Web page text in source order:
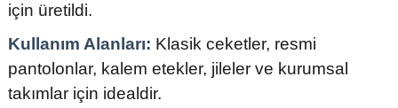
için üretildi.
Kullanım Alanları: Klasik ceketler, resmi
pantolonlar, kalem etekler, jileler ve kurumsal
takımlar için idealdir.